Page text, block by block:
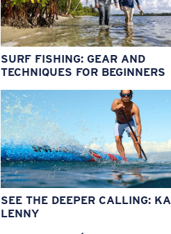
SURF FISHING: GEAR AND
TECHNIQUES FOR BEGINNERS
SEE THE DEEPER CALLING:
LENNY